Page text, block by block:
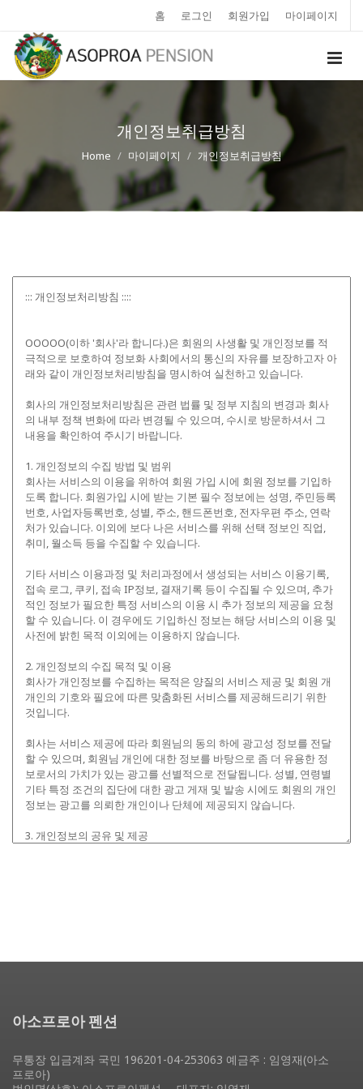
홈 로그인 회원가입 마이페이지
개인정보취급방침
Home 마이페이지 개인정보취급방침
아소프로아 펜션
무통장 입금계좌 국민 196201-04-253063 예금주 : 임영재(아소
프로아)